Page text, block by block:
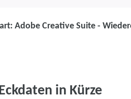
Adobe
Adobe Creative Suite -
in Kürze